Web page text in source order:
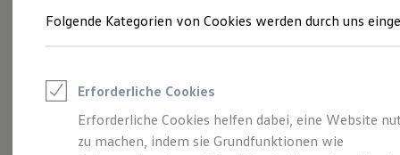
Junge Gebrauchtwagen und Gebrauchtwagen
Saisonangebote
Leasing
Leasing-Angebote
Gebrauchtwagen Leasing
Folgende Kategorien von Cookies werden durch uns
Erforderliche Cookies
Erforderliche Cookies helfen dabei, eine Website
zu machen, indem sie Grundfunktionen wie